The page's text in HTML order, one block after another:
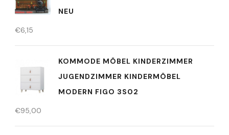
NEU
€6,15
KOMMODE MÖBEL KINDERZIMMER
JUGENDZIMMER KINDERMÖBEL
MODERN FIGO 3S02
€95,00